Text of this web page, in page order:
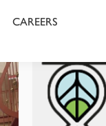
CAREERS